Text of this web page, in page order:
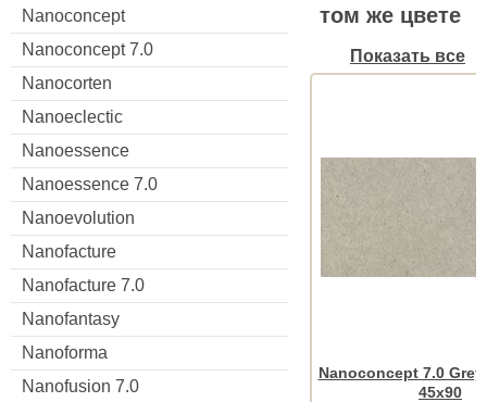
Nanoconcept
Nanoconcept 7.0
Nanocorten
Nanoeclectic
Nanoessence
Nanoessence 7.0
Nanoevolution
Nanofacture
Nanofacture 7.0
Nanofantasy
Nanoforma
Nanofusion 7.0
том же цвете
Показать все
Nanoconcept 7.0
45x90